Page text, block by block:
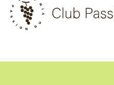
Skip
content